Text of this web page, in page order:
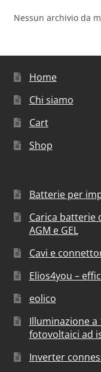
Nessun archivio da
Home
Chi siamo
Cart
Shop
Batterie per
Carica batterie
AGM e GEL
Cavi e
Elios4you –
eolico
Illuminazione a
fotovoltaici ad
Inverter